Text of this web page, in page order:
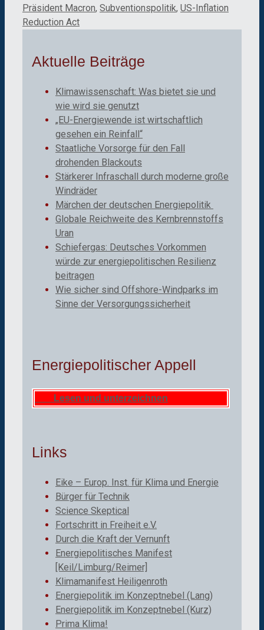
Präsident Macron, Subventionspolitik, US-Inflation
Reduction Act
Aktuelle Beiträge
Klimawissenschaft: Was bietet sie und
wie wird sie genutzt
„EU-Energiewende ist wirtschaftlich
gesehen ein Reinfall“
Staatliche Vorsorge für den Fall
drohenden Blackouts
Stärkerer Infraschall durch moderne große
Windräder
Märchen der deutschen Energiepolitik
Globale Reichweite des Kernbrennstoffs
Uran
Schiefergas: Deutsches Vorkommen
würde zur energiepolitischen Resilienz
beitragen
Wie sicher sind Offshore-Windparks im
Sinne der Versorgungssicherheit
Energiepolitischer Appell
Lesen und unterzeichnen
Links
Eike – Europ. Inst. für Klima und Energie
Bürger für Technik
Science Skeptical
Fortschritt in Freiheit e.V.
Durch die Kraft der Vernunft
Energiepolitisches Manifest
[Keil/Limburg/Reimer]
Klimamanifest Heiligenroth
Energiepolitik im Konzeptnebel (Lang)
Energiepolitik im Konzeptnebel (Kurz)
Prima Klima!